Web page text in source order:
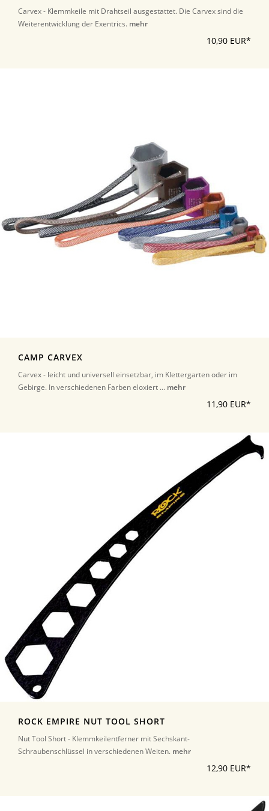
Carvex - Klemmkeile mit Drahtseil ausgestattet. Die Carvex sind die
Weiterentwicklung der Exentrics. mehr
10,90 EUR*
CAMP CARVEX
Carvex - leicht und universell einsetzbar, im Klettergarten oder im
Gebirge. In verschiedenen Farben eloxiert ... mehr
11,90 EUR*
ROCK EMPIRE NUT TOOL SHORT
Nut Tool Short - Klemmkeilentferner mit Sechskant-
Schraubenschlüssel in verschiedenen Weiten. mehr
12,90 EUR*